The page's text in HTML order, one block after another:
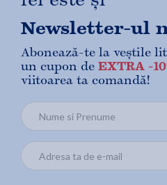
Newsletter-ul
Abonează-te la veștile
un cupon de EXTRA -
viitoarea ta comandă!